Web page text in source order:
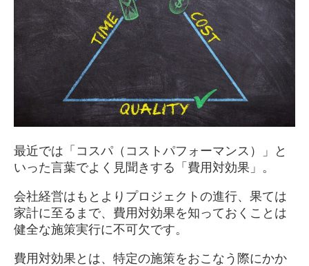
最近では「コスパ（コストパフォーマンス）」と
いった言葉でよく見聞きする「費用対効果」。
会社経営はもとよりプロジェクトの進行、果ては
家計に至るまで、費用対効果を知っておくことは
健全な施策実行に不可欠です。
費用対効果とは、特定の施策をおこなう際にかか